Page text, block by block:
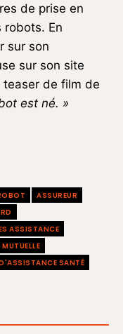
de prise en
robots. En
sur son
sur son site
teaser de film de
est né. »
ASSUREUR
ASSISTANCE
MUTUELLE
SANTÉ